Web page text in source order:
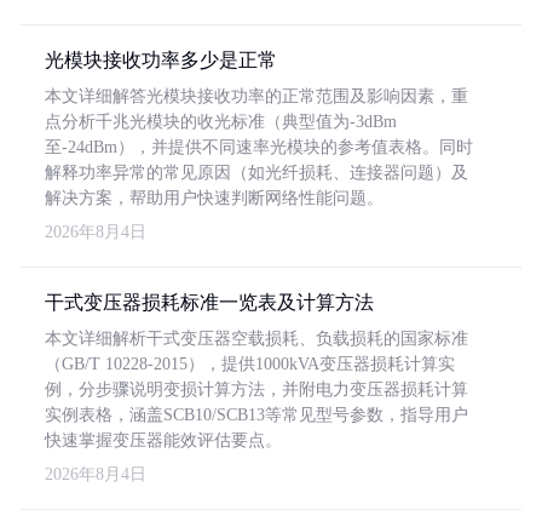
光模块接收功率多少是正常
本文详细解答光模块接收功率的正常范围及影响因素，重
点分析千兆光模块的收光标准（典型值为-3dBm
至-24dBm），并提供不同速率光模块的参考值表格。同时
解释功率异常的常见原因（如光纤损耗、连接器问题）及
解决方案，帮助用户快速判断网络性能问题。
2026年8月4日
干式变压器损耗标准一览表及计算方法
本文详细解析干式变压器空载损耗、负载损耗的国家标准
（GB/T 10228-2015），提供1000kVA变压器损耗计算实
例，分步骤说明变损计算方法，并附电力变压器损耗计算
实例表格，涵盖SCB10/SCB13等常见型号参数，指导用户
快速掌握变压器能效评估要点。
2026年8月4日